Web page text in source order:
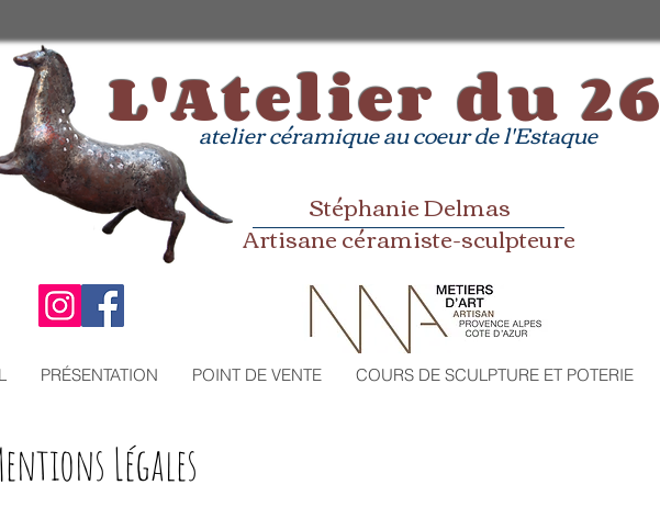
L'Atelier du 26
atelier céramique au coeur de l'Estaque
Stéphanie Delmas
Artisane céramiste-sculpteure​
PRÉSENTATION POINT DE VENTE COURS DE SCULPTURE ET POTERIE
Légales